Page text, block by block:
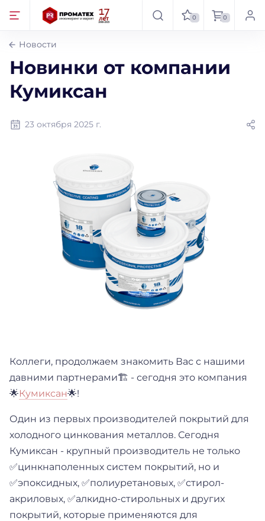
0 0
Новости
Новинки от компании
Кумиксан
23 октября 2025 г.
Коллеги, продолжаем знакомить Вас с нашими
давними партнерами🏗 - сегодня это компания
🌟Кумиксан🌟!
Один из первых производителей покрытий для
холодного цинкования металлов. Сегодня
Кумиксан - крупный производитель не только
✅цинкнаполенных систем покрытий, но и
✅эпоксидных, ✅полиуретановых, ✅стирол-
акриловых, ✅алкидно-стирольных и других
покрытий, которые применяются для